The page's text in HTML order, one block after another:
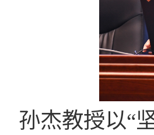
孙杰教授以“